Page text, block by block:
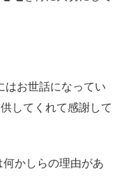
はお世話になってい
してくれて感謝して
かしらの理由があ